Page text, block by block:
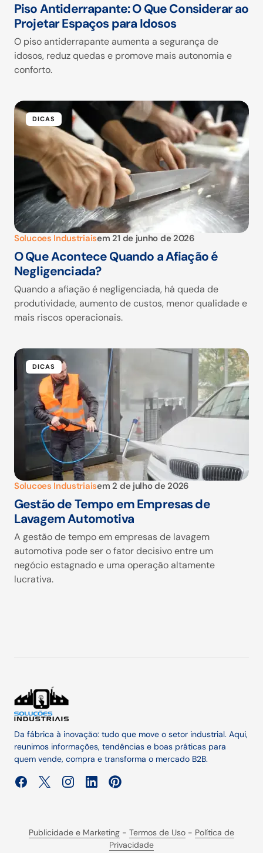
Piso Antiderrapante: O Que Considerar ao
Projetar Espaços para Idosos
O piso antiderrapante aumenta a segurança de
idosos, reduz quedas e promove mais autonomia e
conforto.
DICAS
Solucoes Industriaisem 21 de junho de 2026
O Que Acontece Quando a Afiação é
Negligenciada?
Quando a afiação é negligenciada, há queda de
produtividade, aumento de custos, menor qualidade e
mais riscos operacionais.
DICAS
Solucoes Industriaisem 2 de julho de 2026
Gestão de Tempo em Empresas de
Lavagem Automotiva
A gestão de tempo em empresas de lavagem
automotiva pode ser o fator decisivo entre um
negócio estagnado e uma operação altamente
lucrativa.
Da fábrica à inovação: tudo que move o setor industrial. Aqui,
reunimos informações, tendências e boas práticas para
quem vende, compra e transforma o mercado B2B.
Publicidade e Marketing - Termos de Uso - Política de
Privacidade